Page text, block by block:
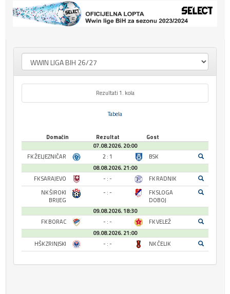
Rezultati 1. kola
Tabela
Domaćin Rezultat
Gost
07.08.2026. 20:00
FK ŽELJEZNIČAR
2 : 1
BSK
08.08.2026. 21:00
FK SARAJEVO
- : -
FK RADNIK
NK ŠIROKI
BRIJEG
- : -
FK SLOGA
DOBOJ
09.08.2026. 18:30
FK BORAC
- : -
FK VELEŽ
09.08.2026. 21:00
HŠK ZRINJSKI
- : - NK ČELIK